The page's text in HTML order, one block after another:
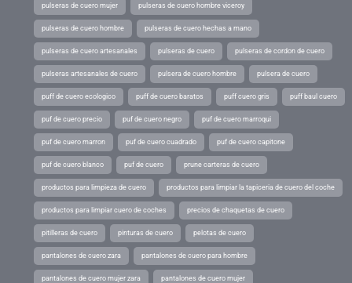
pulseras de cuero mujer pulseras de cuero hombre viceroy
pulseras de cuero hombre pulseras de cuero hechas a mano
pulseras de cuero artesanales pulseras de cuero pulseras de cordon de cuero
pulseras artesanales de cuero pulsera de cuero hombre pulsera de cuero
puff de cuero ecologico puff de cuero baratos puff cuero gris puff baul cuero
puf de cuero precio puf de cuero negro puf de cuero marroqui
puf de cuero marron puf de cuero cuadrado puf de cuero capitone
puf de cuero blanco puf de cuero prune carteras de cuero
productos para limpieza de cuero productos para limpiar la tapiceria de cuero del coche
productos para limpiar cuero de coches precios de chaquetas de cuero
pitilleras de cuero pinturas de cuero pelotas de cuero
pantalones de cuero zara pantalones de cuero para hombre
pantalones de cuero mujer zara pantalones de cuero mujer